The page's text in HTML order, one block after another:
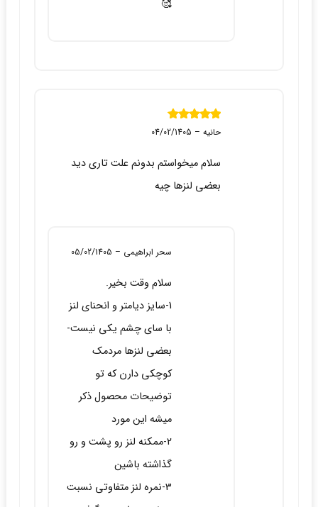
🥰
نمره 5 از 5 حانیه –
04/02/1405
سلام میخواستم بدونم علت تاری دید
بعضی لنزها چیه
سحر ابراهیمی –
05/02/1405
سلام وقت بخیر.
1-سایز دیامتر و انحنای لنز
با سای چشم یکی نیست-
بعضی لنزها مردمک
کوچکی دارن که تو
توضیحات محصول ذکر
میشه این مورد
2-ممکنه لنز رو پشت و رو
گذاشته باشین
3-نمره لنز متفاوتی نسبت